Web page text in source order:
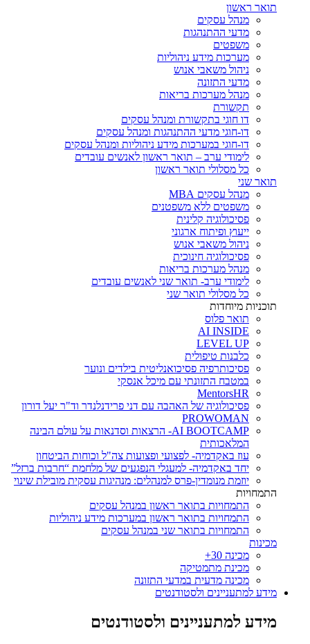
תואר ראשון
מנהל עסקים
מדעי ההתנהגות
משפטים
מערכות מידע ניהוליות
ניהול משאבי אנוש
מדעי התזונה
מנהל מערכות בריאות
תקשורת
דו חוגי בתקשורת ומנהל עסקים
דו-חוגי מדעי ההתנהגות ומנהל עסקים
דו-חוגי במערכות מידע ניהוליות ומנהל עסקים
לימודי ערב – תואר ראשון לאנשים עובדים
כל מסלולי תואר ראשון
תואר שני
מנהל עסקים MBA
משפטים ללא משפטנים
פסיכולוגיה קלינית
ייעוץ ופיתוח ארגוני
ניהול משאבי אנוש
פסיכולוגיה חינוכית
מנהל מערכות בריאות
לימודי ערב- תואר שני לאנשים עובדים
כל מסלולי תואר שני
תוכניות מיוחדות
תואר פלוס
AI INSIDE
LEVEL UP
כלבנות טיפולית
פסיכותרפיה פסיכואנליטית בילדים ונוער
במטבח התזונתי עם מיכל אנסקי
MentorsHR
פסיכולוגיה של האהבה עם דני פרידנלנדר וד"ר יעל דורון
PROWOMAN
AI BOOTCAMP- הרצאות וסדנאות על עולם הבינה
המלאכותית
עוז באקדמיה- לפצועי ופצועות צה"ל וכוחות הביטחון
יחד באקדמיה- למעגלי הנפגעים של מלחמת “חרבות ברזל”
יוזמת מנומדין-פרס למנהלים: מנהיגות עסקית מובילת שינוי
התמחויות
התמחויות בתואר ראשון במנהל עסקים
התמחויות בתואר ראשון במערכות מידע ניהוליות
התמחויות בתואר שני במנהל עסקים
מכינות
מכינה 30+
מכינת מתמטיקה
מכינה מדעית במדעי התזונה
מידע למתעניינים ולסטודנטים
מידע למתעניינים ולסטודנטים